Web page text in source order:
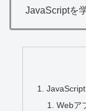
JavaScriptを
Webア